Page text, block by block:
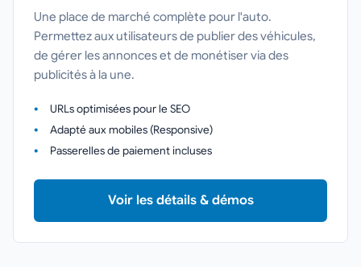
Une place de marché complète pour l'auto.
Permettez aux utilisateurs de publier des véhicules,
de gérer les annonces et de monétiser via des
publicités à la une.
URLs optimisées pour le SEO
Adapté aux mobiles (Responsive)
Passerelles de paiement incluses
Voir les détails & démos